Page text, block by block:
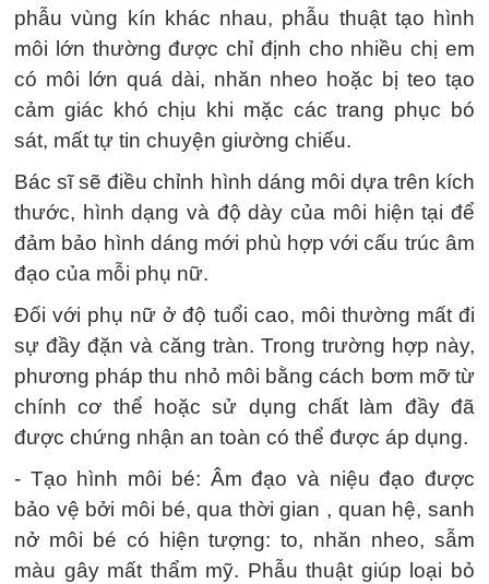
phẫu vùng kín khác nhau, phẫu thuật tạo hình
môi lớn thường được chỉ định cho nhiều chị em
có môi lớn quá dài, nhăn nheo hoặc bị teo tạo
cảm giác khó chịu khi mặc các trang phục bó
sát, mất tự tin chuyện giường chiếu.
Bác sĩ sẽ điều chỉnh hình dáng môi dựa trên kích
thước, hình dạng và độ dày của môi hiện tại để
đảm bảo hình dáng mới phù hợp với cấu trúc âm
đạo của mỗi phụ nữ.
Đối với phụ nữ ở độ tuổi cao, môi thường mất đi
sự đầy đặn và căng tràn. Trong trường hợp này,
phương pháp thu nhỏ môi bằng cách bơm mỡ từ
chính cơ thể hoặc sử dụng chất làm đầy đã
được chứng nhận an toàn có thể được áp dụng.
- Tạo hình môi bé: Âm đạo và niệu đạo được
bảo vệ bởi môi bé, qua thời gian , quan hệ, sanh
nở môi bé có hiện tượng: to, nhăn nheo, sẫm
màu gây mất thẩm mỹ. Phẫu thuật giúp loại bỏ